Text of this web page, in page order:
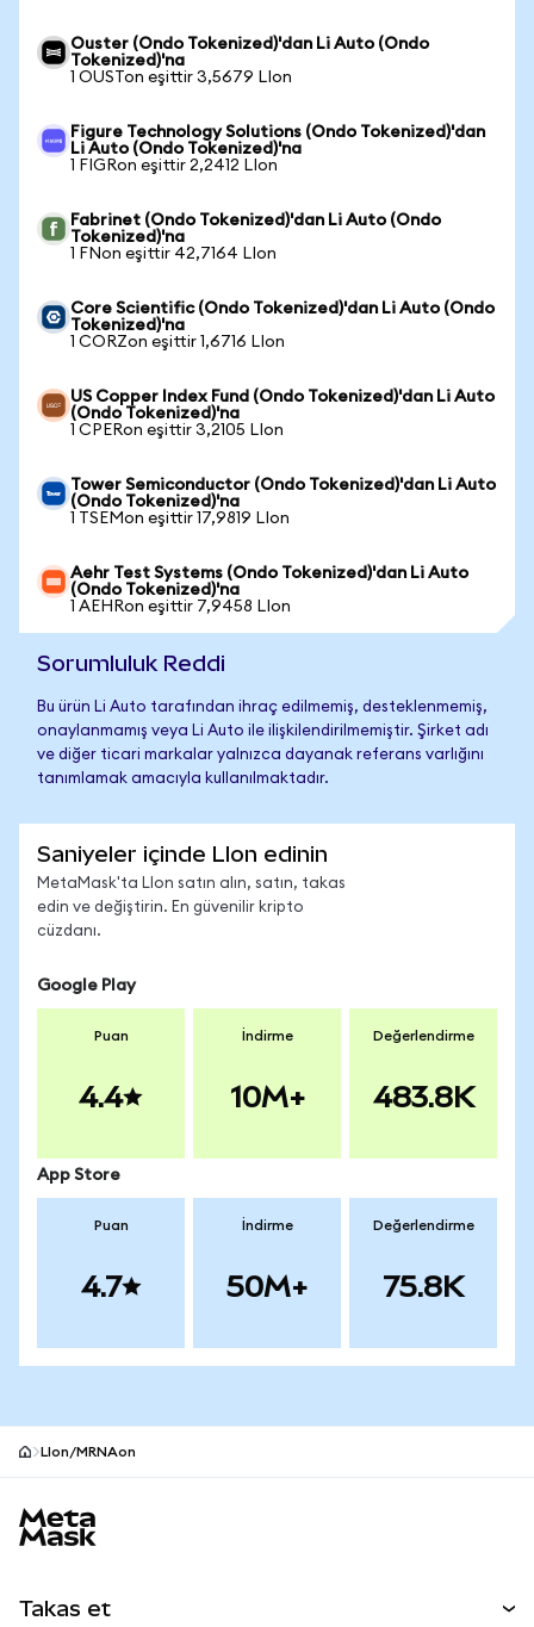
Ouster (Ondo Tokenized)'dan Li Auto (Ondo
Tokenized)'na
1 OUSTon eşittir 3,5679 LIon
Figure Technology Solutions (Ondo Tokenized)'dan
Li Auto (Ondo Tokenized)'na
1 FIGRon eşittir 2,2412 LIon
Fabrinet (Ondo Tokenized)'dan Li Auto (Ondo
Tokenized)'na
1 FNon eşittir 42,7164 LIon
Core Scientific (Ondo Tokenized)'dan Li Auto (Ondo
Tokenized)'na
1 CORZon eşittir 1,6716 LIon
US Copper Index Fund (Ondo Tokenized)'dan Li Auto
(Ondo Tokenized)'na
1 CPERon eşittir 3,2105 LIon
Tower Semiconductor (Ondo Tokenized)'dan Li Auto
(Ondo Tokenized)'na
1 TSEMon eşittir 17,9819 LIon
Aehr Test Systems (Ondo Tokenized)'dan Li Auto
(Ondo Tokenized)'na
1 AEHRon eşittir 7,9458 LIon
Sorumluluk Reddi
Bu ürün Li Auto tarafından ihraç edilmemiş, desteklenmemiş,
onaylanmamış veya Li Auto ile ilişkilendirilmemiştir. Şirket adı
ve diğer ticari markalar yalnızca dayanak referans varlığını
tanımlamak amacıyla kullanılmaktadır.
Saniyeler içinde LIon edinin
MetaMask'ta LIon satın alın, satın, takas
edin ve değiştirin. En güvenilir kripto
cüzdanı.
Google Play
Puan
4.4
İndirme
10M+
Değerlendirme
483.8K
App Store
Puan
4.7
İndirme
50M+
Değerlendirme
75.8K
LIon/MRNAon
Takas et